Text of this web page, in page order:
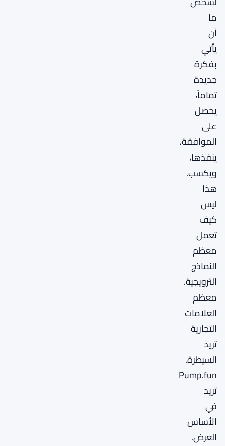
ما
أن
يأتي
بفكرة
جديدة
تماماً،
يحصل
على
الموافقة،
ينفذها،
ويكسب.
هذا
ليس
كيف
تعمل
معظم
النماذج
الترويجية.
معظم
العلامات
التجارية
تريد
السيطرة.
Pump.fun
تريد
في
الأساس
العرض.